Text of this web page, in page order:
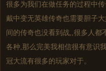
很多为我们在做任务的过程中
戴中变无英雄传奇也需要胆子
间的传奇也没看到战,,很多人都
各种,那么完美我相信很有意识
冠大流有很多的玩家对于。